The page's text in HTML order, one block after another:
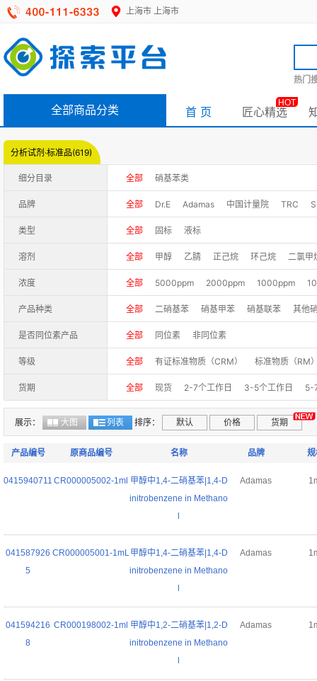
上海市 上海市
热门
全部商品分类 首 页 匠心精选
HOT
分析试剂·标准品(619)
细分目录 全部 硝基苯类
品牌 全部 Dr.E Adamas 中国计量院 TRC
Accustandard
HPC
TMstandard
中测标物 中科睿谱 众创众睿
类型 全部 固标 液标
溶剂 全部 甲醇 乙腈 正己烷 环己烷 二氯甲
浓度 全部 5000ppm 2000ppm 1000ppm
产品种类 全部 二硝基苯 硝基甲苯 硝基联苯 其他
是否同位素产品 全部 同位素 非同位素
等级 全部 有证标准物质（CRM） 标准物质（RM
货期 全部 现货 2-7个工作日 3-5个工作日
5-
30-50个工作日
40-60个工作日
50-60个工
展示：
大图 列表 排序： 默认 价格 货期
产品编号 原商品编号 名称 品牌 规
0415940711 CR000005002-1ml 甲醇中1,4-二硝基苯|1,4-D
initrobenzene in Methano
Adamas
041587926
5
CR000005001-1mL甲醇中1,4-二硝基苯|1,4-D
initrobenzene in Methano
Adamas
041594216
8
CR000198002-1ml 甲醇中1,2-二硝基苯|1,2-D
initrobenzene in Methano
Adamas